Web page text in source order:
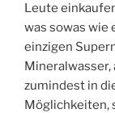
Leute
was sowas wie
einzigen
Mineralwasser,
zumindest in
Möglichkeiten,